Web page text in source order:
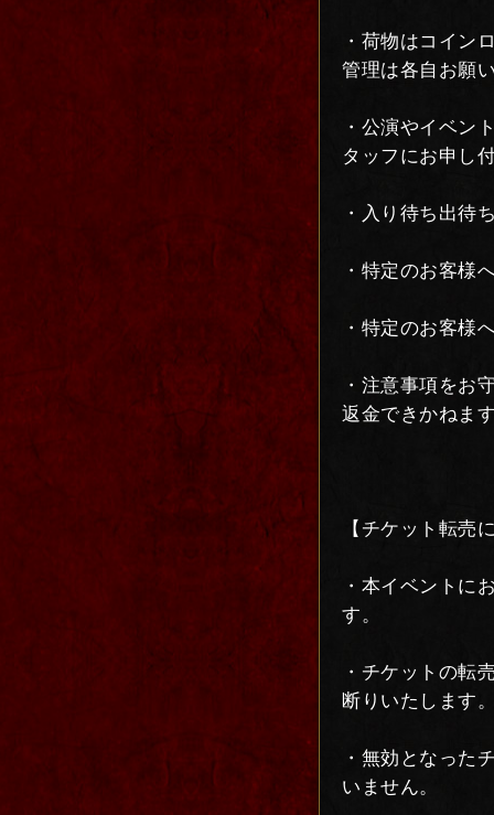
・荷物はコイン
管理は各自お願
・公演やイベン
タッフにお申し
・入り待ち出待
・特定のお客様
・特定のお客様
・注意事項をお
返金できかねま
【チケット転売
・本イベントに
す。
・チケットの転
断りいたします
・無効となった
いません。